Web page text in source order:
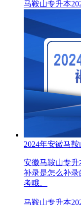
马鞍山专升本
2024年安徽马
安徽马鞍山专
补录是怎么补
考哦。
马鞍山专升本